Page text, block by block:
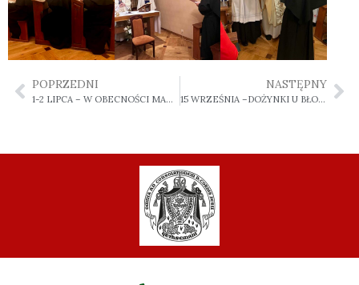
POPRZEDNI
1-2 LIPCA – W OBECNOŚCI MATKI
NASTĘPNY
15 WRZEŚNIA –DOŻYNKI U BŁOGOSŁAWIONEGO JERZEGO